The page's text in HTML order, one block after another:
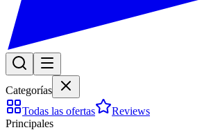
Categorías
Todas las ofertas
Reviews
Principales